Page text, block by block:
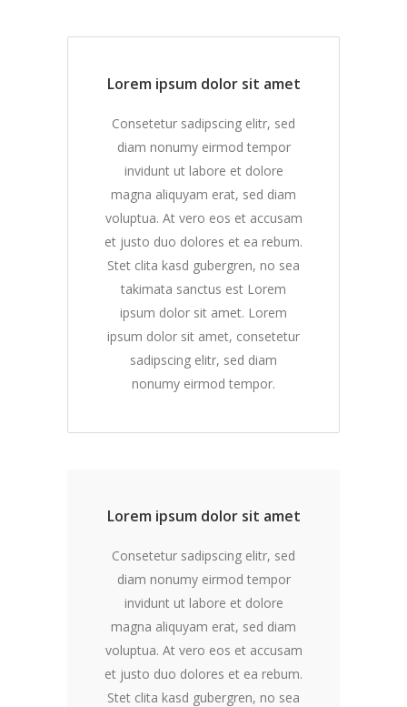
Lorem ipsum dolor sit amet
Consetetur sadipscing elitr, sed
diam nonumy eirmod tempor
invidunt ut labore et dolore
magna aliquyam erat, sed diam
voluptua. At vero eos et accusam
et justo duo dolores et ea rebum.
Stet clita kasd gubergren, no sea
takimata sanctus est Lorem
ipsum dolor sit amet. Lorem
ipsum dolor sit amet, consetetur
sadipscing elitr, sed diam
nonumy eirmod tempor.
Lorem ipsum dolor sit amet
Consetetur sadipscing elitr, sed
diam nonumy eirmod tempor
invidunt ut labore et dolore
magna aliquyam erat, sed diam
voluptua. At vero eos et accusam
et justo duo dolores et ea rebum.
Stet clita kasd gubergren, no sea